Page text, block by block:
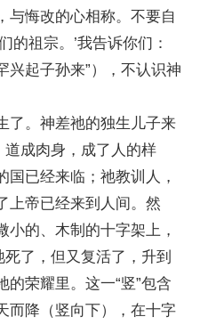
与悔改的心相称。不要自
的祖宗。’我告诉你们：
兴起子孙来”），不认识神
。神差祂的独生儿子来
道成肉身，成了人的样
已经来临；祂教训人，
上帝已经来到人间。然
小的、木制的十字架上，
死了，但又复活了，升到
荣耀里。这一“竖”包含
而降（竖向下），在十字